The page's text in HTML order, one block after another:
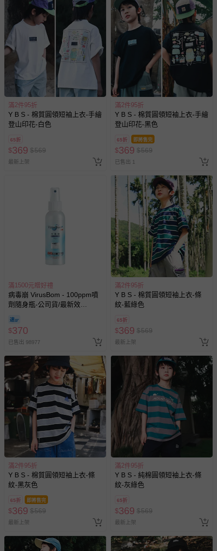
滿2件95折
Y B S - 棉質圓領短袖上衣-手繪
登山印花-白色
65折
$369 $569
最新上架
滿2件95折
Y B S - 棉質圓領短袖上衣-手繪
登山印花-黑色
65折 即將售完
$369 $569
已售出 1
滿1500元贈好禮
病毒崩 VirusBom - 100ppm噴
劑隨身瓶-公司貨/最新效
$370
已售出 98977
滿2件95折
Y B S - 棉質圓領短袖上衣-條
紋-藍綠色
65折
$369 $569
最新上架
滿2件95折
Y B S - 棉質圓領短袖上衣-條
紋-黑灰色
65折 即將售完
$369 $569
最新上架
滿2件95折
Y B S - 純棉圓領短袖上衣-條
紋-灰綠色
65折
$369 $569
最新上架